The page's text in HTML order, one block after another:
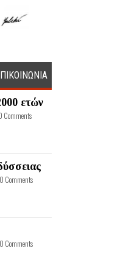
ετών
Comments
Comments
Comments